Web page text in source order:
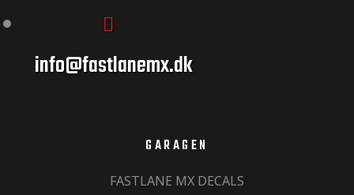
info@fastlanemx.dk
GARAGEN
FASTLANE MX DECALS